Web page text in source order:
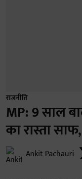
राजनीति
MP: 9 साल
का रास्ता
Ankit Pachauri